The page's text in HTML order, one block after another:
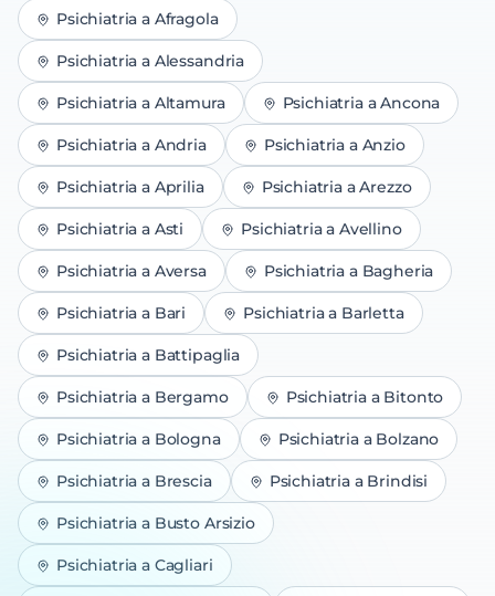
Psichiatria a Afragola
Psichiatria a Alessandria
Psichiatria a Altamura PsichiatriaaAncona
Psichiatria a Andria Psichiatria a Anzio
Psichiatria a Aprilia PsichiatriaaArezzo
Psichiatria a Asti Psichiatriaa Avellino
Psichiatria a Aversa Psichiatria a Bagheria
Psichiatria a Bari Psichiatriaa Barletta
Psichiatria a Battipaglia
Psichiatria a Bergamo Psichiatriaa Bitonto
Psichiatria a Bologna Psichiatriaa Bolzano
Psichiatria a Brescia Psichiatriaa Brindisi
Psichiatria a Busto Arsizio
Psichiatria a Cagliari